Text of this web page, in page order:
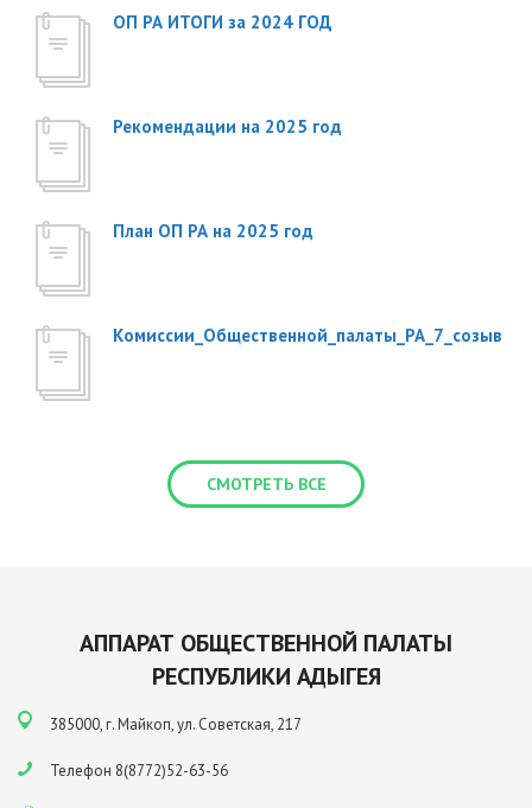
ОП РА ИТОГИ за 2024 ГОД
Рекомендации на 2025 год
План ОП РА на 2025 год
Комиссии_Общественной_палаты_РА_7_созыв
СМОТРЕТЬ ВСЕ
АППАРАТ ОБЩЕСТВЕННОЙ ПАЛАТЫ
РЕСПУБЛИКИ АДЫГЕЯ
385000, г. Майкоп, ул. Советская, 217
Телефон 8(8772)52-63-56